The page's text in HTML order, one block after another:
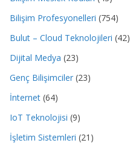
Bilişim Profesyonelleri (754)
Bulut – Cloud Teknolojileri (42)
Dijital Medya (23)
Genç Bilişimciler (23)
İnternet (64)
IoT Teknolojisi (9)
İşletim Sistemleri (21)